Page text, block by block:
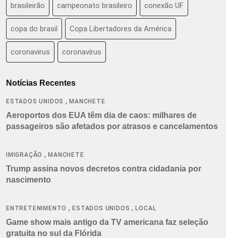
brasileirão campeonato brasileiro conexão UF
copa do brasil Copa Libertadores da América
coronavirus coronavírus
Notícias Recentes
ESTADOS UNIDOS ,MANCHETE
Aeroportos dos EUA têm dia de caos: milhares de
passageiros são afetados por atrasos e cancelamentos
IMIGRAÇÃO ,MANCHETE
Trump assina novos decretos contra cidadania por
nascimento
ENTRETENIMENTO ,ESTADOS UNIDOS ,LOCAL
Game show mais antigo da TV americana faz seleção
gratuita no sul da Flórida